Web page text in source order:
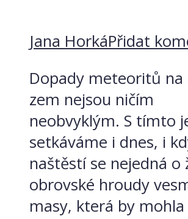
Jana HorkáPřidat
Dopady meteoritů na
zem nejsou ničím
neobvyklým. S tímto
setkáváme i dnes, i
naštěstí se nejedná o
obrovské hroudy
masy, která by